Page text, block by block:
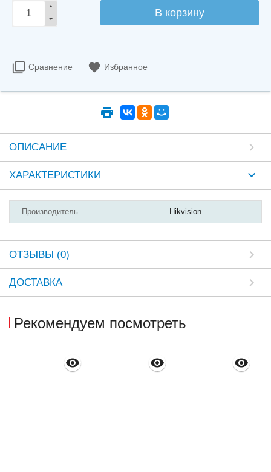
Сравнение Избранное
ОПИСАНИЕ
ХАРАКТЕРИСТИКИ
Производитель Hikvision
ОТЗЫВЫ (0)
ДОСТАВКА
Рекомендуем посмотреть